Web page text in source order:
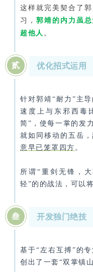
这样就完美契合了
习， 郭靖的内力虽
超他人 。
贰 优化招式运用
针对郭靖“耐力”主
速度上与东邪西毒
简”，使每一掌的发
就如同移动的五岳，
意早已笼罩四方 。
所谓“重剑无锋，
轻”的的战法，可以
叁 开发独门绝技
基于“左右互搏”的
创出了一套“双掌镇